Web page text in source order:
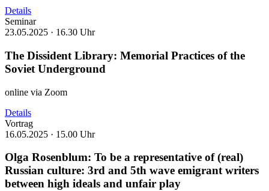
Details
Seminar
23.05.2025 · 16.30 Uhr
The Dissident Library: Memorial Practices of the
Soviet Underground
online via Zoom
Details
Vortrag
16.05.2025 · 15.00 Uhr
Olga Rosenblum: To be a representative of (real)
Russian culture: 3rd and 5th wave emigrant writers
between high ideals and unfair play